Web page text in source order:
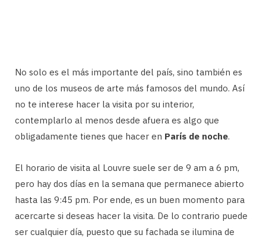
No solo es el más importante del país, sino también es
uno de los museos de arte más famosos del mundo. Así
no te interese hacer la visita por su interior,
contemplarlo al menos desde afuera es algo que
obligadamente tienes que hacer en París de noche.
El horario de visita al Louvre suele ser de 9 am a 6 pm,
pero hay dos días en la semana que permanece abierto
hasta las 9:45 pm. Por ende, es un buen momento para
acercarte si deseas hacer la visita. De lo contrario puede
ser cualquier día, puesto que su fachada se ilumina de